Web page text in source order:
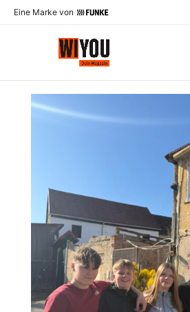
Eine Marke von